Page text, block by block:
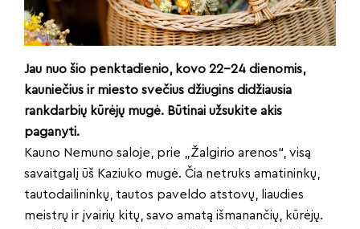
Jau nuo šio penktadienio, kovo 22-24 dienomis,
kauniečius ir miesto svečius džiugins didžiausia
rankdarbių kūrėjų mugė. Būtinai užsukite akis
paganyti.
Kauno Nemuno saloje, prie „Žalgirio arenos“, visą
savaitgalį ūš Kaziuko mugė. Čia netruks amatininkų,
tautodailininkų, tautos paveldo atstovų, liaudies
meistrų ir įvairių kitų, savo amatą išmanančių, kūrėjų.